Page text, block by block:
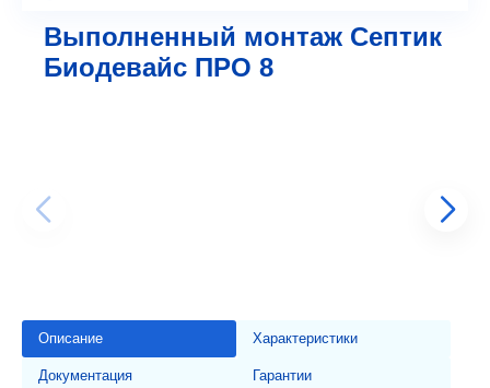
Выполненный монтаж Септик
Биодевайс ПРО 8
Описание Характеристики
Документация Гарантии